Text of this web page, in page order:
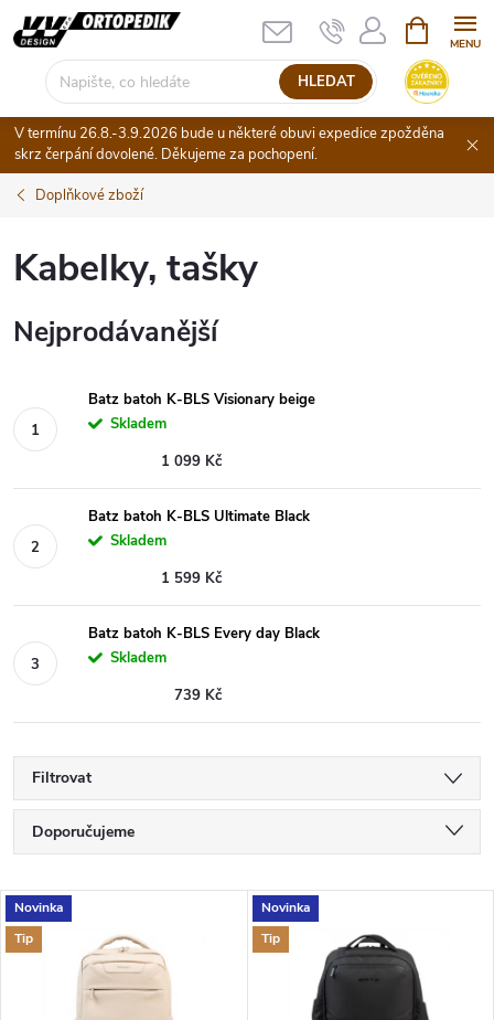
Přejít
na
HLEDAT
NÁKUPNÍ
KOŠÍK
V termínu 26.8.-3.9.2026 bude u některé obuvi expedice zpožděna
skrz čerpání dovolené. Děkujeme za pochopení.
Doplňkové zboží
Kabelky, tašky
Nejprodávanější
Batz batoh K-BLS Visionary beige
Skladem
1 099 Kč
Batz batoh K-BLS Ultimate Black
Skladem
1 599 Kč
Batz batoh K-BLS Every day Black
Skladem
739 Kč
Filtrovat
Ř
a
z
Doporučujeme
Nejdražší
Nejprodávanější
Abecedně
V
ý
Novinka
Tip
Novinka
Tip